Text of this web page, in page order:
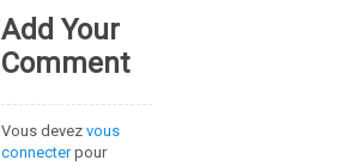
Add Your
Comment
Vous devez vous
connecterpour